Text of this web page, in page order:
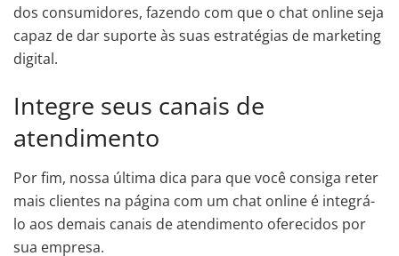
dos consumidores, fazendo com que o chat online seja
capaz de dar suporte às suas estratégias de marketing
digital.
Integre seus canais de
atendimento
Por fim, nossa última dica para que você consiga reter
mais clientes na página com um chat online é integrá-
lo aos demais canais de atendimento oferecidos por
sua empresa.